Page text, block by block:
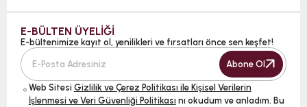
E-BÜLTEN ÜYELİĞİ
E-bültenimize kayıt ol, yenilikleri ve fırsatları önce sen keşfet!
Abone Ol
Web Sitesi Gizlilik ve Çerez Politikası ile Kişisel Verilerin
İşlenmesi ve Veri Güvenliği Politikası nı okudum ve anladım. Bu